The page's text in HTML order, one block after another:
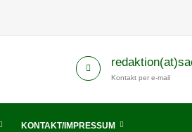
Kontakt per e-mail
KONTAKT/IMPRESSUM